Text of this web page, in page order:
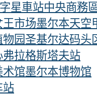
星車站中央商務
王市场墨尔本天空
园 圣基尔达码头
弗拉格斯塔夫站
术馆墨尔本博物馆
站